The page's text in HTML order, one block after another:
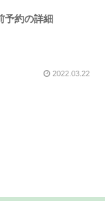
予約の詳細
2022.03.22